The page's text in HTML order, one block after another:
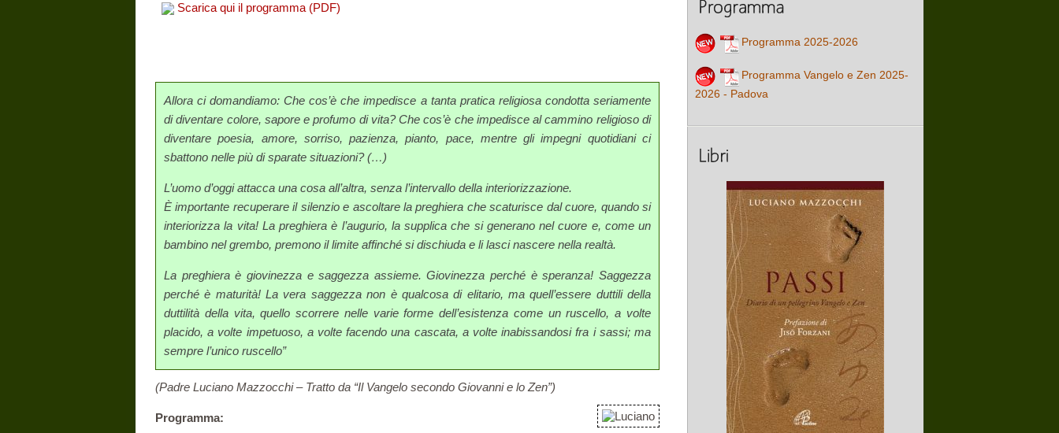
Scarica qui il programma (PDF)
Allora ci domandiamo: Che cos’è che impedisce a tanta pratica religiosa condotta seriamente
di diventare colore, sapore e profumo di vita? Che cos’è che impedisce al cammino religioso di
diventare poesia, amore, sorriso, pazienza, pianto, pace, mentre gli impegni quotidiani ci
sbattono nelle più di sparate situazioni? (…)
L’uomo d’oggi attacca una cosa all’altra, senza l’intervallo della interiorizzazione.
È importante recuperare il silenzio e ascoltare la preghiera che scaturisce dal cuore, quando si
interiorizza la vita! La preghiera è l’augurio, la supplica che si generano nel cuore e, come un
bambino nel grembo, premono il limite affinché si dischiuda e li lasci nascere nella realtà.
La preghiera è giovinezza e saggezza assieme. Giovinezza perché è speranza! Saggezza
perché è maturità! La vera saggezza non è qualcosa di elitario, ma quell’essere duttili della
duttilità della vita, quello scorrere nelle varie forme dell’esistenza come un ruscello, a volte
placido, a volte impetuoso, a volte facendo una cascata, a volte inabissandosi fra i sassi; ma
sempre l’unico ruscello”
(Padre Luciano Mazzocchi – Tratto da “Il Vangelo secondo Giovanni e lo Zen”)
Programma:
Programma 2025-2026
Programma Vangelo e Zen 2025-
2026 - Padova